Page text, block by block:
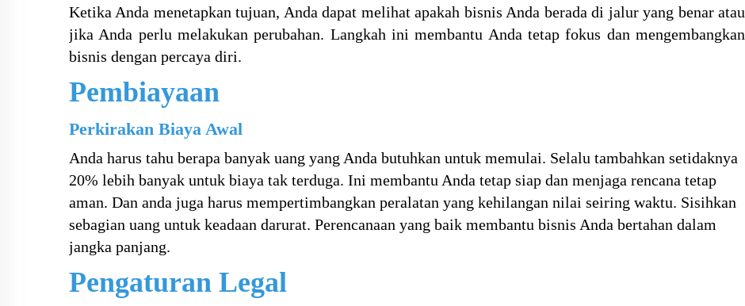
Ketika Anda menetapkan tujuan, Anda dapat melihat apakah bisnis Anda berada di jalur yang benar atau
jika Anda perlu melakukan perubahan. Langkah ini membantu Anda tetap fokus dan mengembangkan
bisnis dengan percaya diri.
Pembiayaan
Perkirakan Biaya Awal
Anda harus tahu berapa banyak uang yang Anda butuhkan untuk memulai. Selalu tambahkan setidaknya
20% lebih banyak untuk biaya tak terduga. Ini membantu Anda tetap siap dan menjaga rencana tetap
aman. Dan anda juga harus mempertimbangkan peralatan yang kehilangan nilai seiring waktu. Sisihkan
sebagian uang untuk keadaan darurat. Perencanaan yang baik membantu bisnis Anda bertahan dalam
jangka panjang.
Pengaturan Legal